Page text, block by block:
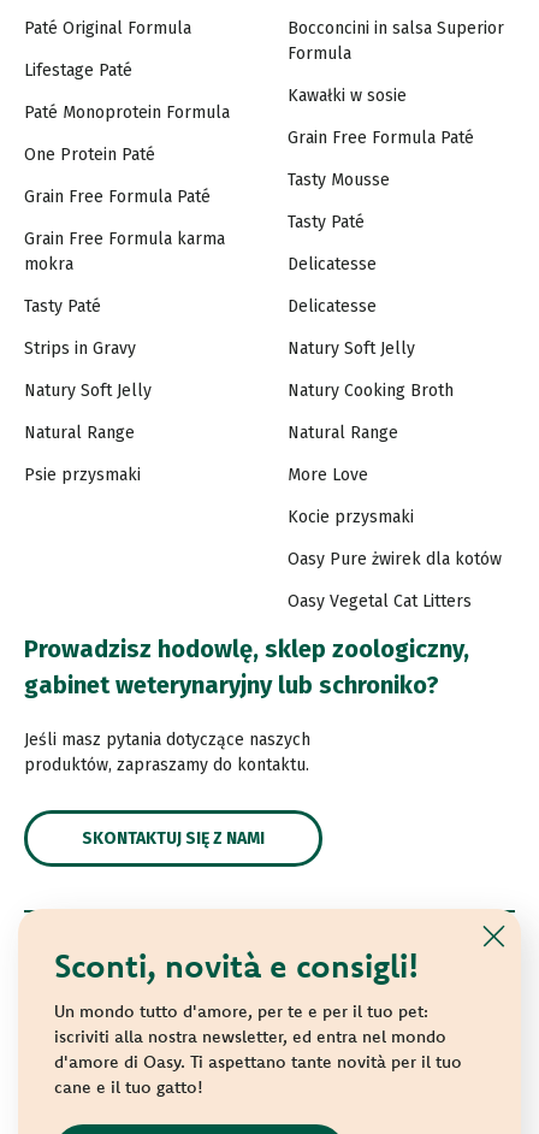
Sconti, novità e consigli!
Un mondo tutto d'amore, per te e per il tuo pet:
iscriviti alla nostra newsletter, ed entra nel mondo
d'amore di Oasy. Ti aspettano tante novità per il tuo
cane e il tuo gatto!
Paté Original Formula
Lifestage Paté
Paté Monoprotein Formula
One Protein Paté
Grain Free Formula Paté
Grain Free Formula karma
mokra
Tasty Paté
Strips in Gravy
Natury Soft Jelly
Natural Range
Psie przysmaki
Bocconcini in salsa Superior
Formula
Kawałki w sosie
Grain Free Formula Paté
Tasty Mousse
Tasty Paté
Delicatesse
Delicatesse
Natury Soft Jelly
Natury Cooking Broth
Natural Range
More Love
Kocie przysmaki
Oasy Pure żwirek dla kotów
Oasy Vegetal Cat Litters
Prowadzisz hodowlę, sklep zoologiczny,
gabinet weterynaryjny lub schroniko?
Jeśli masz pytania dotyczące naszych
produktów, zapraszamy do kontaktu.
SKONTAKTUJ SIĘ Z NAMI
© 2021 Oasy. All rights reserved.
Wonderfood S.p.A. Strada dei Censiti, 2 - 47891 Repubblica
di San Marino - C.o.E. SM 04018
Privacy policy-Cookie policy-Sitemap